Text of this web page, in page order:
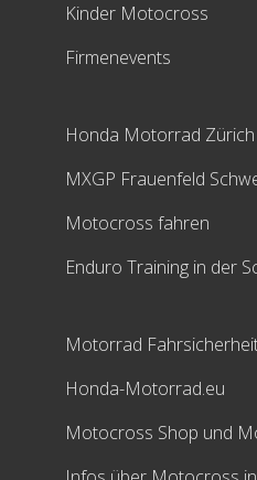
Kinder Motocross
Firmenevents
Honda Motorrad
MXGP Frauenfeld
Motocross fahren
Enduro Training in der
Motorrad
Honda-Motorrad.eu
Motocross Shop und